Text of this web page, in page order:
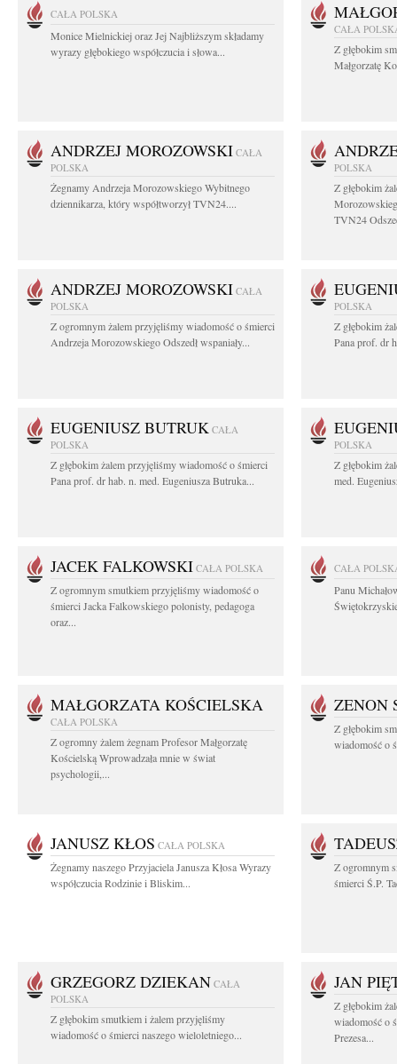
CAŁA POLSKA
Monice Mielnickiej oraz Jej Najbliższym składamy
wyrazy głębokiego współczucia i słowa...
CAŁA
Z głębokim
Małgorzatę
ANDRZEJ MOROZOWSKI CAŁA
POLSKA
Żegnamy Andrzeja Morozowskiego Wybitnego
dziennikarza, który współtworzył TVN24....
POLSKA
Z głębokim
TVN24
ANDRZEJ MOROZOWSKI CAŁA
POLSKA
Z ogromnym żalem przyjęliśmy wiadomość o śmierci
Andrzeja Morozowskiego Odszedł wspaniały...
POLSKA
Z głębokim
Pana prof. dr
EUGENIUSZ BUTRUK CAŁA
POLSKA
Z głębokim żalem przyjęliśmy wiadomość o śmierci
Pana prof. dr hab. n. med. Eugeniusza Butruka...
POLSKA
Z głębokim
med.
JACEK FALKOWSKI CAŁA POLSKA
Z ogromnym smutkiem przyjęliśmy wiadomość o
śmierci Jacka Falkowskiego polonisty, pedagoga
oraz...
CAŁA
Panu
MAŁGORZATA KOŚCIELSKA
CAŁA POLSKA
Z ogromny żalem żegnam Profesor Małgorzatę
Kościelską Wprowadzała mnie w świat
psychologii,...
ZENON
Z głębokim
wiadomość o
JANUSZ KŁOS CAŁA POLSKA
Żegnamy naszego Przyjaciela Janusza Kłosa Wyrazy
współczucia Rodzinie i Bliskim...
Z ogromnym
śmierci Ś.P.
GRZEGORZ DZIEKAN CAŁA
POLSKA
Z głębokim smutkiem i żalem przyjęliśmy
wiadomość o śmierci naszego wieloletniego...
JAN
Z głębokim
wiadomość o
Prezesa...